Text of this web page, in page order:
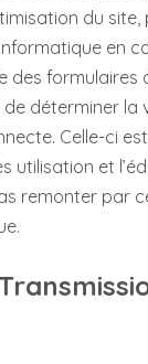
du
en
formulaires
déterminer la
Celle-ci
utilisation et
remonter par